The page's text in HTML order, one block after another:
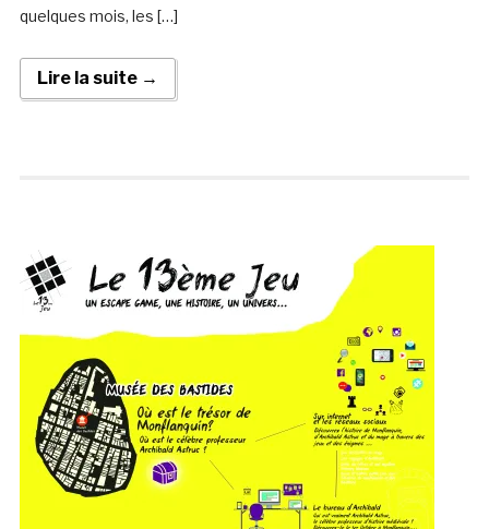
quelques mois, les […]
Lire la suite →